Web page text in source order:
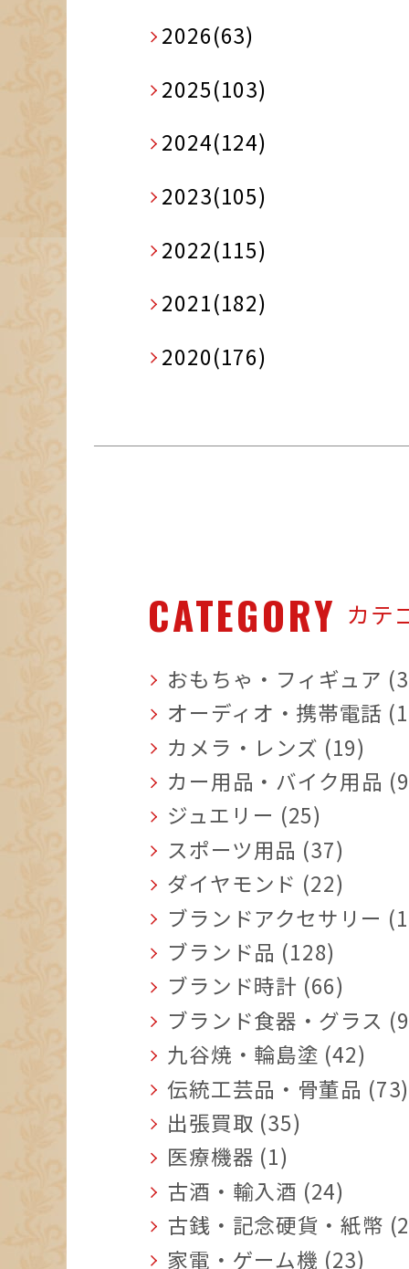
2026(63)
2025(103)
2024(124)
2023(105)
2022(115)
2021(182)
2020(176)
CATEGORY カテ
おもちゃ・フィギュア
オーディオ・携帯電話
カメラ・レンズ (19)
カー用品・バイク用品
ジュエリー (25)
スポーツ用品 (37)
ダイヤモンド (22)
ブランドアクセサリー
ブランド品 (128)
ブランド時計 (66)
ブランド食器・グラス
九谷焼・輪島塗 (42)
伝統工芸品・骨董品 (73)
出張買取 (35)
医療機器 (1)
古酒・輸入酒 (24)
古銭・記念硬貨・紙幣
家電・ゲーム機 (23)